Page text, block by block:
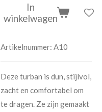
In
winkelwagen
Artikelnummer: A10
Deze turban is dun, stijlvol,
zacht en comfortabel om
te dragen. Ze zijn gemaakt